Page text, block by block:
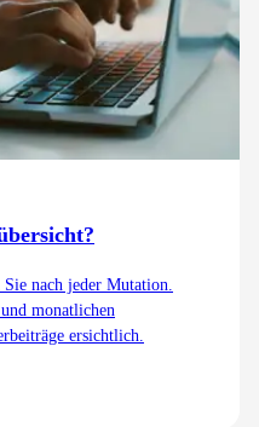
nach jeder Mutation.
monatlichen
ersichtlich.